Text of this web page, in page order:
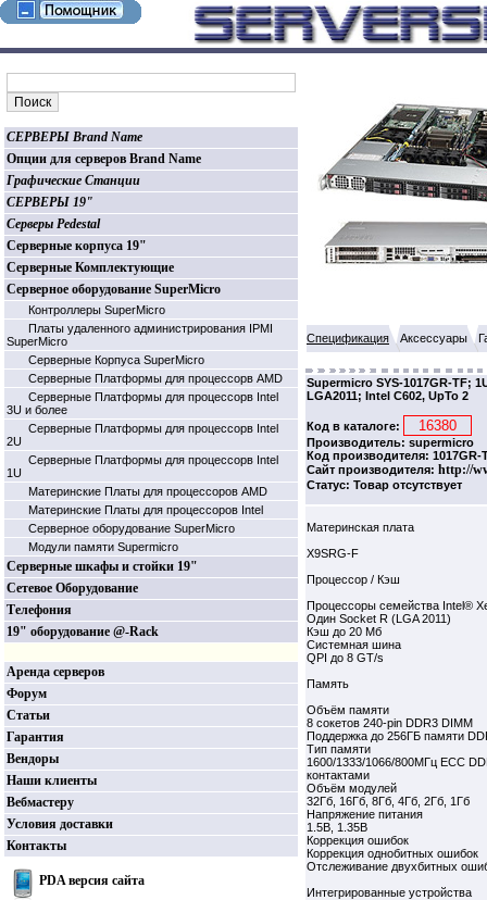
СЕРВЕРЫ Brand Name
Опции для серверов Brand Name
Графические Станции
СЕРВЕРЫ 19"
Серверы Pedestal
Серверные корпуса 19"
Серверные Комплектующие
Серверное оборудование SuperMicro
Контроллеры SuperMicro
Платы удаленного администрирования IPMI
SuperMicro
Серверные Корпуса SuperMicro
Серверные Платформы для процессорв AMD
Серверные Платформы для процессорв Intel
3U и более
Серверные Платформы для процессорв Intel
2U
Серверные Платформы для процессорв Intel
1U
Материнские Платы для процессоров AMD
Материнские Платы для процессоров Intel
Серверное оборудование SuperMicro
Модули памяти Supermicro
Серверные шкафы и стойки 19"
Сетевое Оборудование
Телефония
19" оборудование @-Rack
Аренда серверов
Форум
Статьи
Гарантия
Вендоры
Наши клиенты
Вебмастеру
Условия доставки
Контакты
PDA версия сайта
Спецификация Аксессуары
Supermicro SYS-1017GR-TF;
LGA2011; Intel C602, UpTo 2
Код в каталоге:
Производитель: supermicro
Код производителя: 1017GR-
Сайт производителя: http://
Статус: Товар отсутствует
Материнская плата
X9SRG-F
Процессор / Кэш
Процессоры семейства Intel®
Один Socket R (LGA 2011)
Кэш до 20 Мб
Системная шина
QPI до 8 GT/s
Память
Объём памяти
8 сокетов 240-pin DDR3 DIMM
Поддержка до 256ГБ памяти
Тип памяти
1600/1333/1066/800МГц ECC
контактами
Объём модулей
32Гб, 16Гб, 8Гб, 4Гб, 2Гб, 1Гб
Напряжение питания
1.5В, 1.35В
Коррекция ошибок
Коррекция однобитных ошибок
Отслеживание двухбитных
Интегрированные устройства